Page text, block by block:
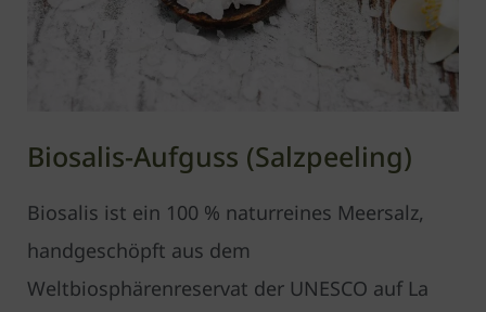
Biosalis-Aufguss (Salzpeeling)
Biosalis ist ein 100 % naturreines Meersalz,
handgeschöpft aus dem
Weltbiosphärenreservat der UNESCO auf La